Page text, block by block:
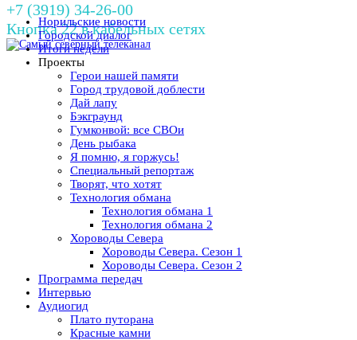
+7 (3919) 34-26-00
Кнопка 22 в кабельных сетях
Норильские новости
Городской диалог
Итоги недели
Проекты
Герои нашей памяти
Город трудовой доблести
Дай лапу
Бэкграунд
Гумконвой: все СВОи
День рыбака
Я помню, я горжусь!
Специальный репортаж
Творят, что хотят
Технология обмана
Технология обмана 1
Технология обмана 2
Хороводы Севера
Хороводы Севера. Сезон 1
Хороводы Севера. Сезон 2
Программа передач
Интервью
Аудиогид
Плато путорана
Красные камни